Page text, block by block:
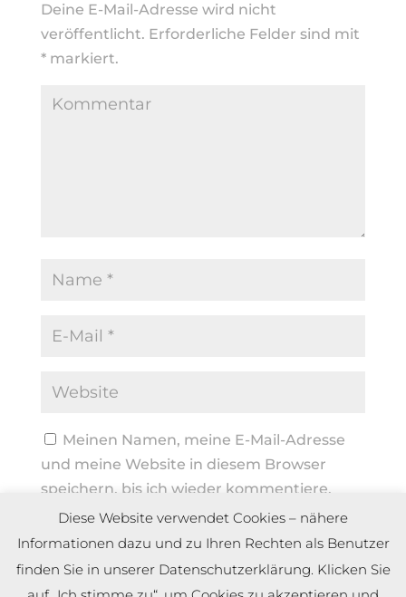
Deine E-Mail-Adresse wird nicht
veröffentlicht. Erforderliche Felder sind mit
*markiert.
Meinen Namen, meine E-Mail-Adresse
und meine Website in diesem Browser
speichern, bis ich wieder kommentiere.
Diese Website verwendet Cookies – nähere
Informationen dazu und zu Ihren Rechten als Benutzer
finden Sie in unserer Datenschutzerklärung. Klicken Sie